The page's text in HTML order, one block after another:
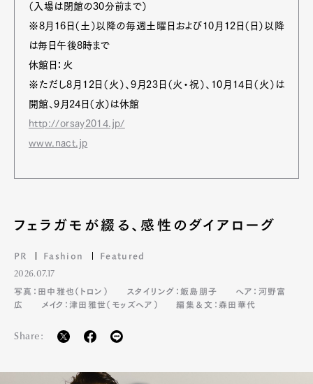
ProductCulture Lifestyle
Pen Membership
（入場は閉館の30分前まで）
※8月16日（土）以降の毎週土曜日および10月12日（日）以降
は毎日午後8時まで
休館日：火
※ただし8月12日（火）、9月23日（火・祝）、10月14日（火）は
開館、9月24日（水）は休館
http://orsay2014.jp/
www.nact.jp
フェラガモが綴る、感性のダイアローグ
PR Fashion Featured
2026.07.17
写真：田中雅也（トロン）
スタイリング：飯島朋子
ヘア：河野富
広
メイク：津田雅世（モッズヘア） 編集＆文：森田華代
Share: